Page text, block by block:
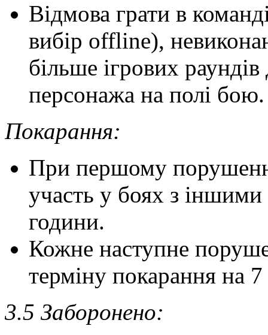
Відмова грати в
вибір offline),
більше ігрових
персонажа на полі бою.
Покарання:
При першому
участь у боях з
години.
Кожне наступне
терміну покарання на 7
3.5 Заборонено: